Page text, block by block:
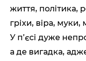
життя, політика,
гріхи, віра,
У п’єсі дуже
а де вигадка,